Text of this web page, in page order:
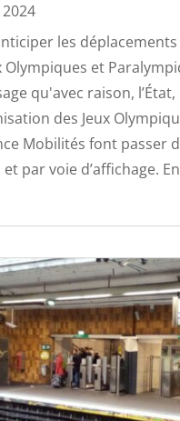
les
Olympiques et
qu'avec raison,
des Jeux
Mobilités font passer
par voie d’affichage.